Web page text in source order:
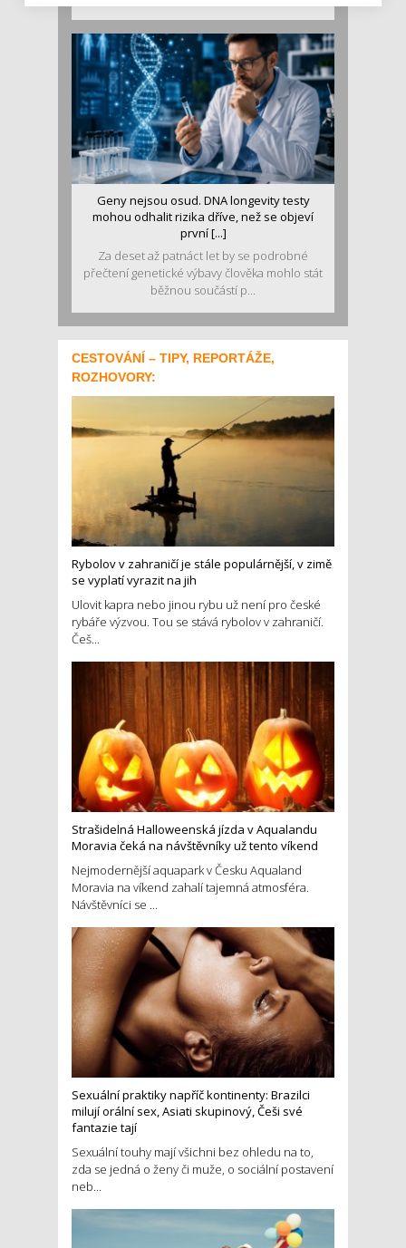
Geny nejsou osud. DNA longevity testy
mohou odhalit rizika dříve, než se objeví
první [...]
Za deset až patnáct let by se podrobné
přečtení genetické výbavy člověka mohlo stát
běžnou součástí p...
CESTOVÁNÍ – TIPY, REPORTÁŽE,
ROZHOVORY:
Rybolov v zahraničí je stále populárnější, v zimě
se vyplatí vyrazit na jih
Ulovit kapra nebo jinou rybu už není pro české
rybáře výzvou. Tou se stává rybolov v zahraničí.
Češ...
Strašidelná Halloweenská jízda v Aqualandu
Moravia čeká na návštěvníky už tento víkend
Nejmodernější aquapark v Česku Aqualand
Moravia na víkend zahalí tajemná atmosféra.
Návštěvníci se ...
Sexuální praktiky napříč kontinenty: Brazilci
milují orální sex, Asiati skupinový, Češi své
fantazie tají
Sexuální touhy mají všichni bez ohledu na to,
zda se jedná o ženy či muže, o sociální postavení
neb...